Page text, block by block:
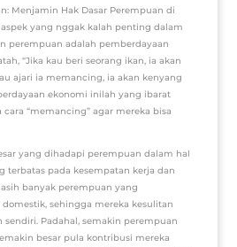
Menjamin Hak Dasar Perempuan di
aspek yang nggak kalah penting dalam
perempuan adalah pemberdayaan
“Jika kau beri seorang ikan, ia akan
ajari ia memancing, ia akan kenyang
ekonomi inilah yang ibarat
“memancing” agar mereka bisa
yang dihadapi perempuan dalam hal
terbatas pada kesempatan kerja dan
banyak perempuan yang
sehingga mereka kesulitan
Padahal, semakin perempuan
besar pula kontribusi mereka